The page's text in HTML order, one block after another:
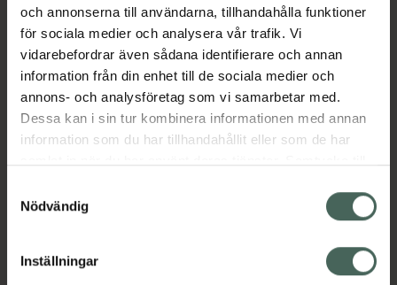
och annonserna till användarna, tillhandahålla funktioner
för sociala medier och analysera vår trafik. Vi
vidarebefordrar även sådana identifierare och annan
information från din enhet till de sociala medier och
annons- och analysföretag som vi samarbetar med.
Dessa kan i sin tur kombinera informationen med annan
information som du har tillhandahållit eller som de har
återkalla ditt samtycke via webbplatsens
cookieinställningar. Ett återkallat samtycke påverkar inte
lagligheten av behandling som skett innan återkallelsen.
Nödvändig
Inställningar
Beskrivning
07323281005612
Kronans Apotek finns här för dig. Du hittar oss från Skåne i